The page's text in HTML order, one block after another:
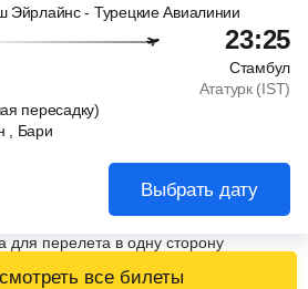
Эйрлайнс - Турецкие Авиалинии
23:25
Стамбул
Ататурк (IST)
пересадку)
, Бари
Выбрать дату
для перелета в одну сторону
все билеты